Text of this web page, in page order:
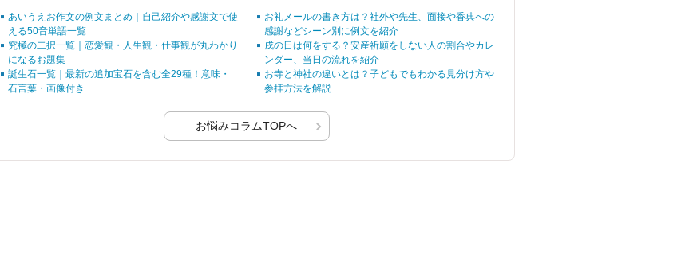
注目の街の最新データ
をランキング形式でま
とめました。間取り別
の平均家賃や掲載物件
情報数を一挙公開しま
しくても、怖い花言葉
を持つ花は沢山存在し
分からない」と感じて
いる方は少なくありま
せん。
あいうえお作文の例文まとめ｜自己紹介や感謝文で使
える50音単語一覧
お礼メールの書き方は？社外や先生、面接や香典への
感謝などシーン別に例文を紹介
究極の二択一覧｜恋愛観・人生観・仕事観が丸わかり
になるお題集
戌の日は何をする？安産祈願をしない人の割合やカレ
ンダー、当日の流れを紹介
誕生石一覧｜最新の追加宝石を含む全29種！意味・
石言葉・画像付き
お寺と神社の違いとは？子どもでもわかる見分け方や
参拝方法を解説
お悩みコラムTOPへ